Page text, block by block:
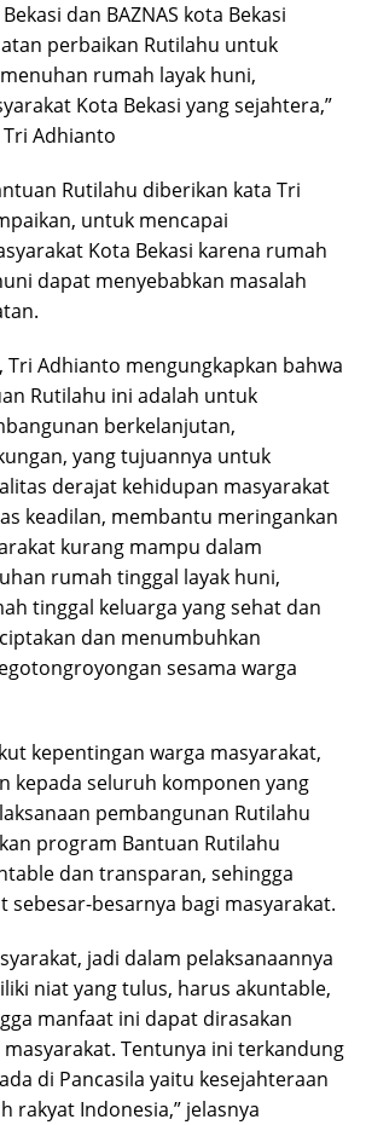
dan BAZNAS kota Bekasi
perbaikan Rutilahu untuk
rumah layak huni,
Kota Bekasi yang sejahtera,”
Adhianto
Rutilahu diberikan kata Tri
untuk mencapai
Kota Bekasi karena rumah
dapat menyebabkan masalah
Tri Adhianto mengungkapkan bahwa
Rutilahu ini adalah untuk
berkelanjutan,
yang tujuannya untuk
derajat kehidupan masyarakat
keadilan, membantu meringankan
kurang mampu dalam
rumah tinggal layak huni,
tinggal keluarga yang sehat dan
dan menumbuhkan
sesama warga
kepentingan warga masyarakat,
kepada seluruh komponen yang
pembangunan Rutilahu
program Bantuan Rutilahu
dan transparan, sehingga
sebesar-besarnya bagi masyarakat.
jadi dalam pelaksanaannya
niat yang tulus, harus akuntable,
manfaat ini dapat dirasakan
Tentunya ini terkandung
di Pancasila yaitu kesejahteraan
rakyat Indonesia,” jelasnya